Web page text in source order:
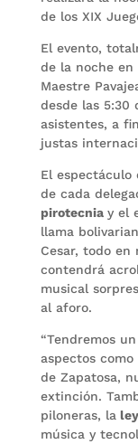
de los XIX
El evento,
de la noche
Maestre
desde las 5:30
asistentes, a
justas
El espectáculo
de cada
pirotecnia y el
llama
Cesar, todo
contendrá
musical
al aforo.
“Tendremos
aspectos
de Zapatosa,
extinción.
piloneras, la
música y